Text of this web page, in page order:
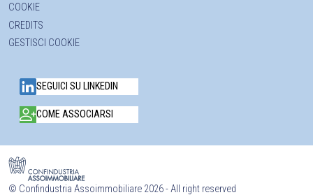
COOKIE
CREDITS
GESTISCI COOKIE
SEGUICI SU LINKEDIN
COME ASSOCIARSI
© Confindustria Assoimmobiliare 2026 - All right reserved